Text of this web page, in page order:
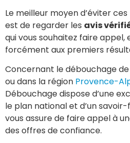
Le meilleur moyen d’éviter
est de regarder les avis
qui vous souhaitez faire appel,
forcément aux premiers
Concernant le débouchage
ou dans la région Provence-
Débouchage dispose d’une
le plan national et d’un
vous assure de faire appel à
des offres de confiance.